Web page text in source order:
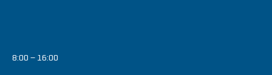
8:00 – 16:00